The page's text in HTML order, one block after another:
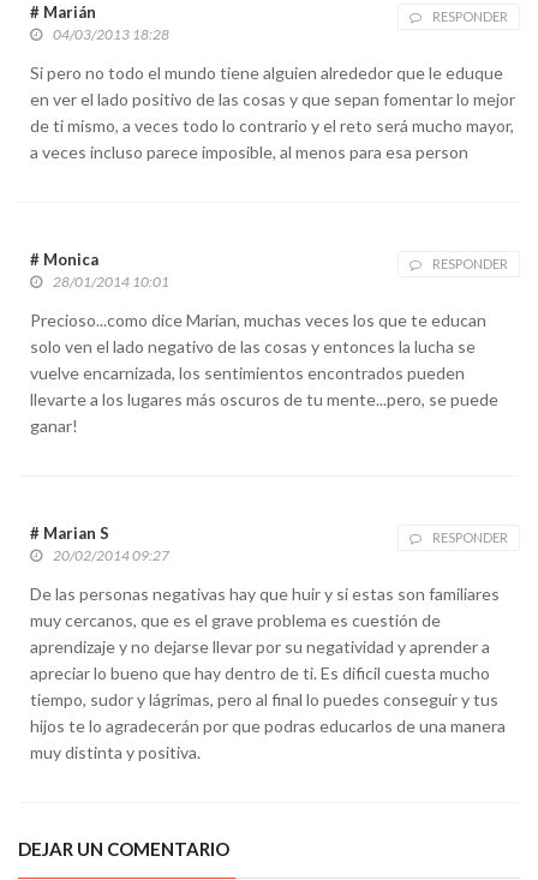
# Marián RESPONDER
04/03/2013 18:28
Si pero no todo el mundo tiene alguien alrededor que le eduque
en ver el lado positivo de las cosas y que sepan fomentar lo mejor
de ti mismo, a veces todo lo contrario y el reto será mucho mayor,
a veces incluso parece imposible, al menos para esa person
# Monica RESPONDER
28/01/2014 10:01
Precioso...como dice Marian, muchas veces los que te educan
solo ven el lado negativo de las cosas y entonces la lucha se
vuelve encarnizada, los sentimientos encontrados pueden
llevarte a los lugares más oscuros de tu mente...pero, se puede
ganar!
# Marian S RESPONDER
20/02/2014 09:27
De las personas negativas hay que huir y si estas son familiares
muy cercanos, que es el grave problema es cuestión de
aprendizaje y no dejarse llevar por su negatividad y aprender a
apreciar lo bueno que hay dentro de ti. Es dificil cuesta mucho
tiempo, sudor y lágrimas, pero al final lo puedes conseguir y tus
hijos te lo agradecerán por que podras educarlos de una manera
muy distinta y positiva.
DEJAR UN COMENTARIO